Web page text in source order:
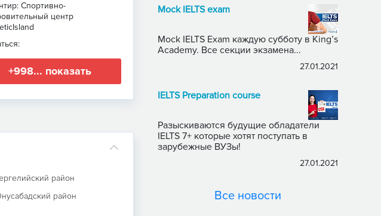
Спортивно-
центр
+998... показать
район
район
Mock IELTS exam
Mock IELTS Exam каждую субботу в King’s
Academy. Все секции экзамена...
27.01.2021
IELTS Preparation course
Разыскиваются будущие обладатели
IELTS 7+ которые хотят поступать в
зарубежные ВУЗы!
27.01.2021
Все новости